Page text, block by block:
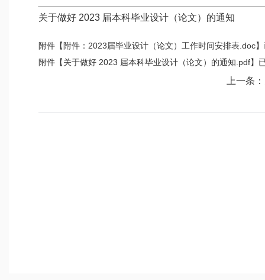
关于做好 2023 届本科毕业设计（论文）的通知
附件【 附件：2023届毕业设计（论文）工作时间安排表.doc
附件【关于做好 2023 届本科毕业设计（论文）的通知.pdf】
上一条：